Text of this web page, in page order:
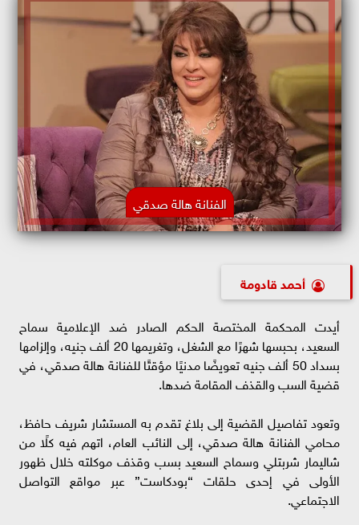
الفنانة هالة صدقي
أحمد قادومة
أيدت المحكمة المختصة الحكم الصادر ضد الإعلامية سماح
السعيد، بحبسها شهرًا مع الشغل، وتغريمها 20 ألف جنيه، وإلزامها
بسداد 50 ألف جنيه تعويضًا مدنيًا مؤقتًا للفنانة هالة صدقي، في
قضية السب والقذف المقامة ضدها.
وتعود تفاصيل القضية إلى بلاغ تقدم به المستشار شريف حافظ،
محامي الفنانة هالة صدقي، إلى النائب العام، اتهم فيه كلًا من
شاليمار شربتلي وسماح السعيد بسب وقذف موكلته خلال ظهور
الأولى في إحدى حلقات “بودكاست” عبر مواقع التواصل
الاجتماعي.